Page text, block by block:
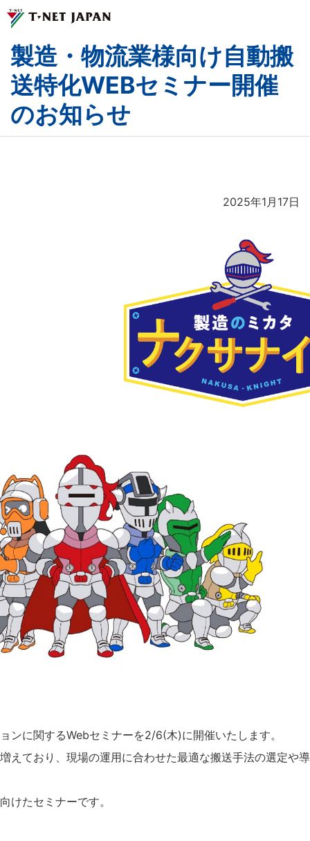
ティーネットジャパンとは
事業紹介
お問い合わせ
サイトマップ
製造・物流業様向け自動搬
送特化WEBセミナー開催
のお知らせ
2025年1月17日
ンに関するWebセミナーを2/6(木)に開催いたします。
えており、現場の運用に合わせた最適な搬送手法の選定や
けたセミナーです。